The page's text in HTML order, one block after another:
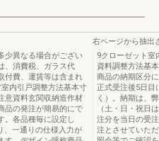
少異なる場合がござい
、消費税、ガラス代
付費、運賃等は含まれ
内引戸調整方法基本寸
意資料玄関収納造作材
品の発注が簡易的にで
。各品種毎に設定し
、一通りの仕様入力が
右ページから抽出
9クローゼット室
資料調整方法基
商品の納期区分
正式受注後5日目
く）。納期は、
（土・日・祝日
注分を当日の受
注とさせていた